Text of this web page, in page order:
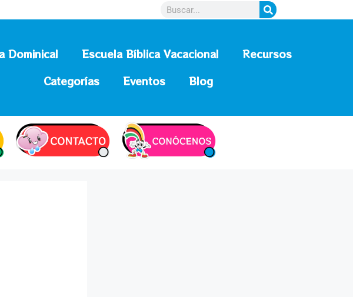
Dominical Escuela Bíblica Vacacional
Recursos
Categorías
Eventos Blog